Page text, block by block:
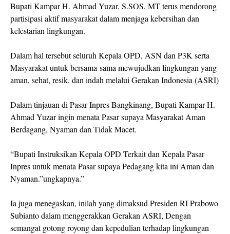
Bupati Kampar H. Ahmad Yuzar, S.SOS, MT terus mendorong
partisipasi aktif masyarakat dalam menjaga kebersihan dan
kelestarian lingkungan.
Dalam hal tersebut seluruh Kepala OPD, ASN dan P3K serta
Masyarakat untuk bersama-sama mewujudkan lingkungan yang
aman, sehat, resik, dan indah melalui Gerakan Indonesia (ASRI)
Dalam tinjauan di Pasar Inpres Bangkinang, Bupati Kampar H.
Ahmad Yuzar ingin menata Pasar supaya Masyarakat Aman
Berdagang, Nyaman dan Tidak Macet.
“Bupati Instruksikan Kepala OPD Terkait dan Kepala Pasar
Inpres untuk menata Pasar supaya Pedagang kita ini Aman dan
Nyaman.”ungkapnya.”
Ia juga menegaskan, inilah yang dimaksud Presiden RI Prabowo
Subianto dalam menggerakkan Gerakan ASRI, Dengan
semangat gotong royong dan kepedulian terhadap lingkungan